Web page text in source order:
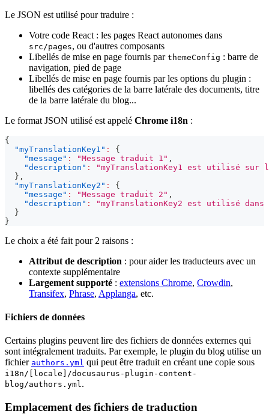
Le JSON est utilisé pour traduire :
Votre code React : les pages React autonomes dans
src/pages, ou d'autres composants
Libellés de mise en page fournis par themeConfig : barre de
navigation, pied de page
Libellés de mise en page fournis par les options du plugin :
libellés des catégories de la barre latérale des documents, titre
de la barre latérale du blog...
Le format JSON utilisé est appelé Chrome i18n :
{
"myTranslationKey1" :
{
"message" : "Message traduit 1" ,
"description" :
"myTranslationKey1 est utilisé sur
} ,
"myTranslationKey2" :
{
"message" : "Message traduit 2" ,
"description" :
"myTranslationKey2 est utilisé dans
}
}
Le choix a été fait pour 2 raisons :
Attribut de description : pour aider les traducteurs avec un
contexte supplémentaire
Largement supporté : extensions Chrome, Crowdin,
Transifex, Phrase, Applanga, etc.
Fichiers de données
Certains plugins peuvent lire des fichiers de données externes qui
sont intégralement traduits. Par exemple, le plugin du blog utilise un
fichier authors.yml qui peut être traduit en créant une copie sous
i18n/[locale]/docusaurus-plugin-content-
blog/authors.yml.
Emplacement des fichiers de traduction